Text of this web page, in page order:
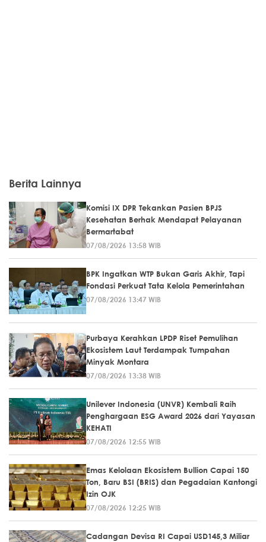
Berita Lainnya
Komisi IX DPR Tekankan Pasien BPJS
Kesehatan Berhak Mendapat Pelayanan
Bermartabat
07/08/2026 13:58 WIB
BPK Ingatkan WTP Bukan Garis Akhir, Tapi
Fondasi Perkuat Tata Kelola Pemerintahan
07/08/2026 13:47 WIB
Purbaya Kerahkan LPDP Riset Pemulihan
Ekosistem Laut Terdampak Tumpahan
Minyak Montara
07/08/2026 13:38 WIB
Unilever Indonesia (UNVR) Kembali Raih
Penghargaan ESG Award 2026 dari Yayasan
KEHATI
07/08/2026 12:55 WIB
Emas Kelolaan Ekosistem Bullion Capai 150
Ton, Baru BSI (BRIS) dan Pegadaian Kantongi
Izin OJK
07/08/2026 12:25 WIB
Cadangan Devisa RI Capai USD145,3 Miliar